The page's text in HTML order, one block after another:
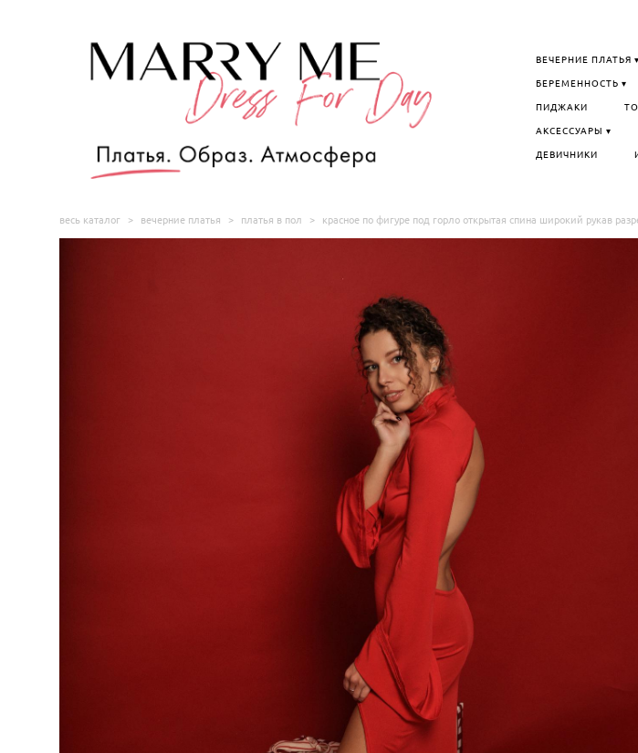
ВЕЧЕРНИЕ ПЛАТЬЯ ▾
БЕРЕМЕННОСТЬ ▾
ПИДЖАКИ
АКСЕССУАРЫ ▾
ДЕВИЧНИКИ
весь каталог > вечерние платья > платья в пол > красное по фигуре под горло открытая спина широкий рукав